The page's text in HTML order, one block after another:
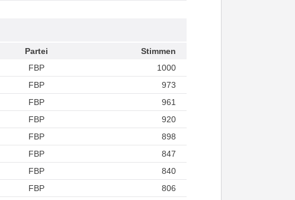
Partei
Stimmen
FBP
1000
FBP
973
FBP
961
FBP
920
FBP
898
FBP
847
FBP
840
FBP
806